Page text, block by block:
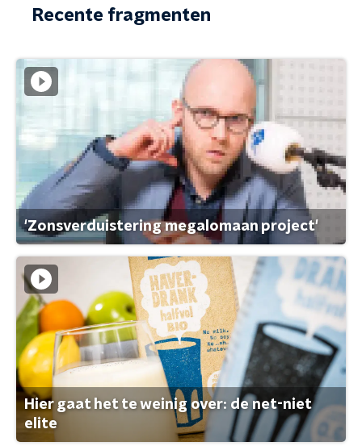
Recente fragmenten
'Zonsverduistering megalomaan project'
Hier gaat het te weinig over: de net-niet
elite